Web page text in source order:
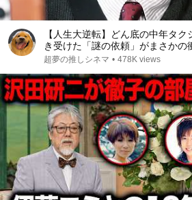
【人生大逆転】どん底の中年タク
き受けた「謎の依頼」がまさかの
超夢の推しシネマ • 478K views